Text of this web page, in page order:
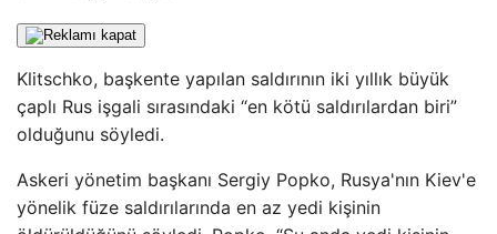
Klitschko, başkente yapılan saldırının iki yıllık büyük
çaplı Rus işgali sırasındaki “en kötü saldırılardan biri”
olduğunu söyledi.
Askeri yönetim başkanı Sergiy Popko, Rusya'nın Kiev'e
yönelik füze saldırılarında en az yedi kişinin